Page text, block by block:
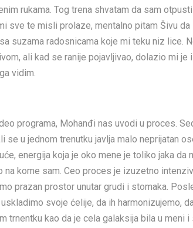
rukama. Tog trena shvatam da sam
sve te misli prolaze, mentalno pitam Šivu
suzama radosnicama koje mi teku niz lice.
ali kad se ranije pojavljivao, dolazio mi
vidim.
programa, Mohanđi nas uvodi u proces.
se u jednom trenutku javlja malo neprijatan
energija koja je oko mene je toliko jaka da
na kome sam. Ceo proces je izuzetno
prazan prostor unutar grudi i stomaka.
svoje ćelije, da ih harmonizujemo,
trnentku kao da je cela galaksija bila u meni